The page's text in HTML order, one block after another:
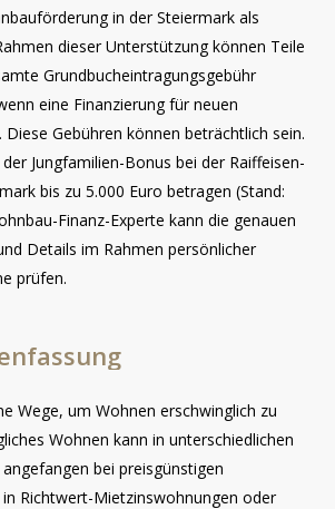
in der Steiermark als
dieser Unterstützung können Teile
Grundbucheintragungsgebühr
eine Finanzierung für neuen
Gebühren können beträchtlich sein.
Jungfamilien-Bonus bei der Raiffeisen-
bis zu 5.000 Euro betragen (Stand:
Finanz-Experte kann die genauen
Details im Rahmen persönlicher
prüfen.
Wege, um Wohnen erschwinglich zu
Wohnen kann in unterschiedlichen
bei preisgünstigen
Richtwert-Mietzinswohnungen oder